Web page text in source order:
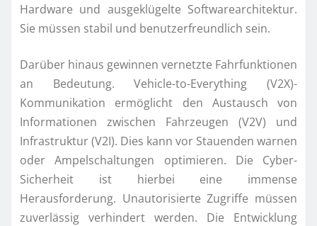
Hardware und ausgeklügelte Softwarearchitektur.
Sie müssen stabil und benutzerfreundlich sein.
Darüber hinaus gewinnen vernetzte Fahrfunktionen
an Bedeutung. Vehicle-to-Everything (V2X)-
Kommunikation ermöglicht den Austausch von
Informationen zwischen Fahrzeugen (V2V) und
Infrastruktur (V2I). Dies kann vor Stauenden warnen
oder Ampelschaltungen optimieren. Die Cyber-
Sicherheit ist hierbei eine immense
Herausforderung. Unautorisierte Zugriffe müssen
zuverlässig verhindert werden. Die Entwicklung